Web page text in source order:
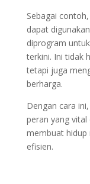
Sebagai
dapat
diprogram
terkini. Ini tidak
tetapi juga
berharga.
Dengan cara
peran yang
membuat hidup
efisien.